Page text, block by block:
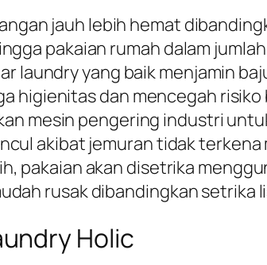
jauh lebih hemat
pakaian rumah dalam
laundry yang baik menjamin
higienitas dan mencegah
mesin pengering industri
akibat jemuran tidak terkena
pakaian akan disetrika
rusak dibandingkan setrika
Holic